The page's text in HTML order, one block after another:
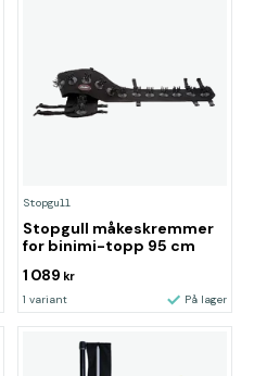
Stopgull
Stopgull måkeskremmer
for binimi-topp 95 cm
1 089 kr
1 variant På lager